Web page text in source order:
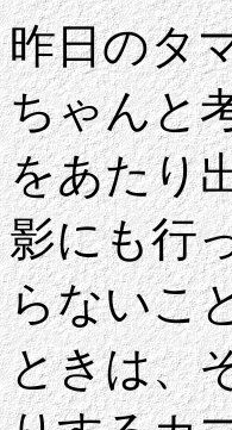
昨日のタ
ちゃんと
をあたり
影にも行
らないこ
ときは、